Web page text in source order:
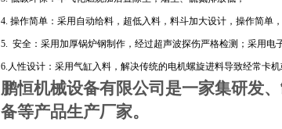
4. 操作简单：采用自动给料，超低入料，料斗加大设计，操作简单
5. 安全：采用加厚锅炉钢制作，经过超声波探伤严格检测；采用
6.人性设计：采用气缸入料，解决传统的电机螺旋进料导致经常卡机
鹏恒机械设备有限公司是一家集研发
备等产品生产厂家。